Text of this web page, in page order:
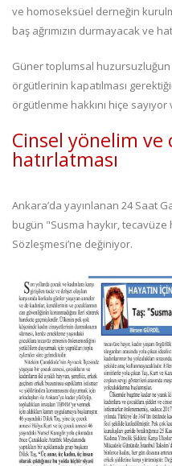
ve homoseksüel derneğin
baş ağrımızın durmayacak ve
Güner toplumsal huzursuzluğun
örgütlerinin kapatılması
örgütlenme hakkını hiçe sayıyor
Cinsel yönelim
hatırlatması
Ankara’da yayınlanan 24 Saat
bugün "Susma haykır, tecavüze
Sözleşmesi’ne değiniyor.